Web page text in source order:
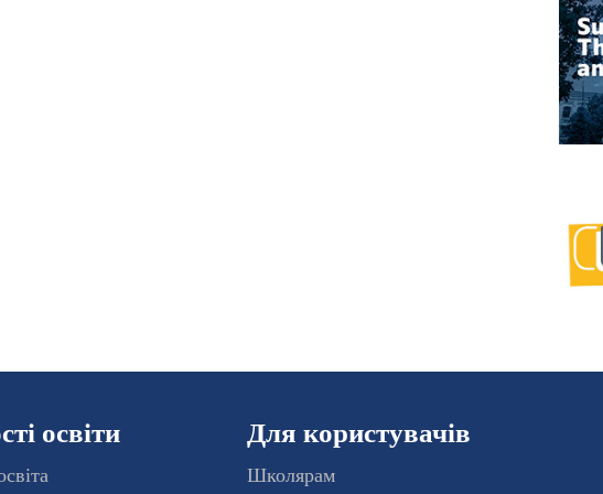
освіти Для користувачів
Школярам